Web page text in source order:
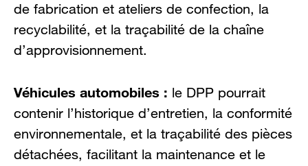
de fabrication et ateliers de confection, la
recyclabilité, et la traçabilité de la chaîne
d’approvisionnement.
Véhicules automobiles : le DPP pourrait
contenir l’historique d’entretien, la conformité
environnementale, et la traçabilité des pièces
détachées, facilitant la maintenance et le